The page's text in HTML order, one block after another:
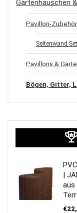
Gartenhäuschen
Pavillon-Zubehör
Seitenwand-
Pavillons &
Bögen, Gitter,
|
aus
€